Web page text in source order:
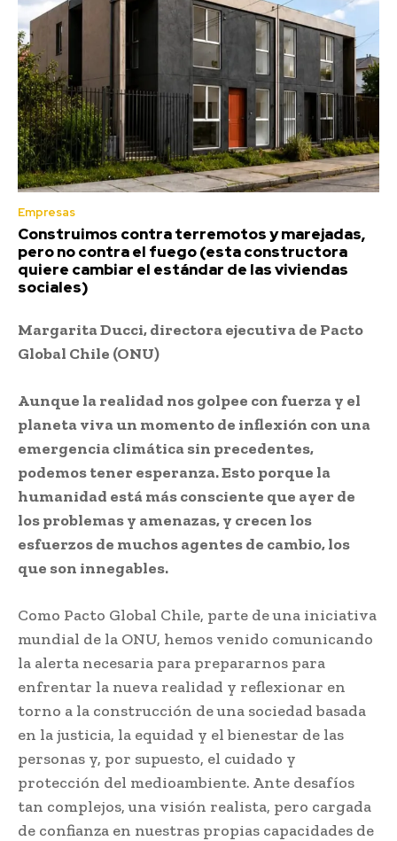
Empresas
Construimos contra terremotos y marejadas,
pero no contra el fuego (esta constructora
quiere cambiar el estándar de las viviendas
sociales)
Margarita Ducci, directora ejecutiva de Pacto
Global Chile (ONU)
Aunque la realidad nos golpee con fuerza y el
planeta viva un momento de inflexión con una
emergencia climática sin precedentes,
podemos tener esperanza. Esto porque la
humanidad está más consciente que ayer de
los problemas y amenazas, y crecen los
esfuerzos de muchos agentes de cambio, los
que son innegables.
Como Pacto Global Chile, parte de una iniciativa
mundial de la ONU, hemos venido comunicando
la alerta necesaria para prepararnos para
enfrentar la nueva realidad y reflexionar en
torno a la construcción de una sociedad basada
en la justicia, la equidad y el bienestar de las
personas y, por supuesto, el cuidado y
protección del medioambiente. Ante desafíos
tan complejos, una visión realista, pero cargada
de confianza en nuestras propias capacidades de